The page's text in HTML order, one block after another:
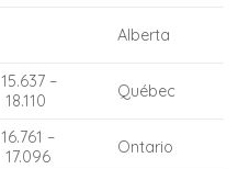
Alberta
15.637 –
18.110
Québec
16.761 –
17.096
Ontario